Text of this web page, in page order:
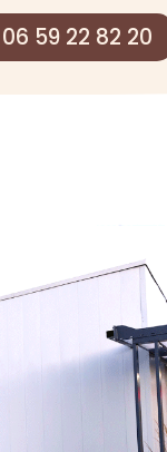
06 59 22 82 20